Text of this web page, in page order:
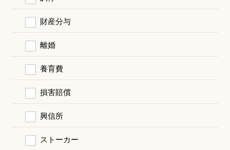
財産分与
離婚
養育費
損害賠償
興信所
ストーカー